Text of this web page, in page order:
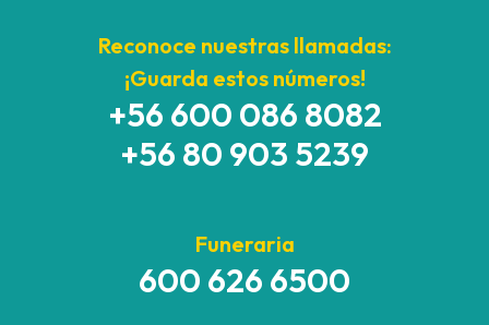
Reconoce nuestras llamadas:
¡Guarda estos números!
+56 600 086 8082
+56 80 903 5239
Funeraria
600 626 6500